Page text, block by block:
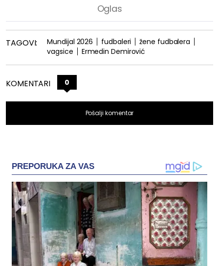
TAGOVI: Mundijal 2026 fudbaleri
žene fudbalera
vagsice
Ermedin Demirović
KOMENTARI 0
Pošalji komentar
PREPORUKA ZA VAS